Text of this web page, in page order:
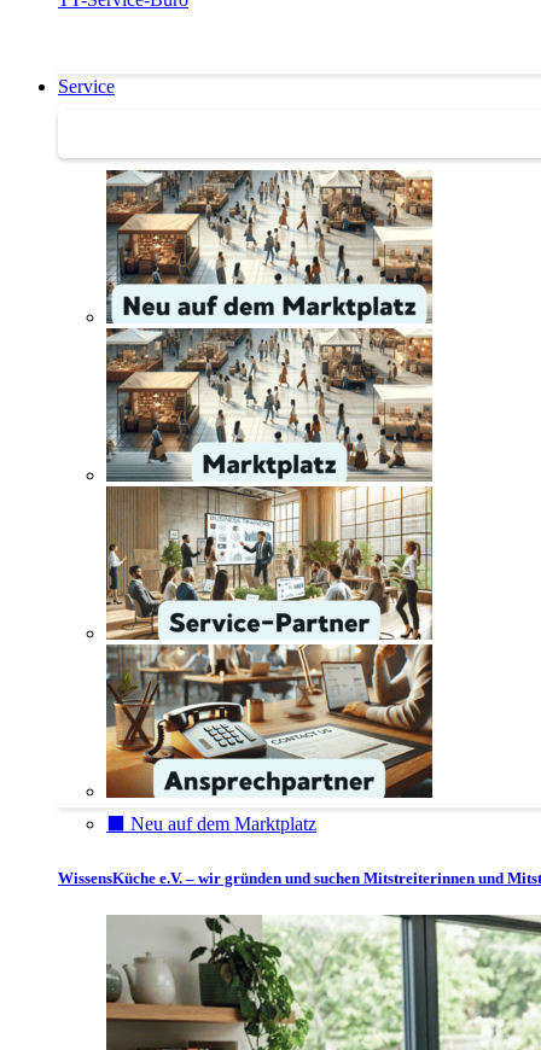
Service
⬛️ Neu auf dem Marktplatz
WissensKüche e.V. – wir gründen und suchen Mitstreiterinnen und